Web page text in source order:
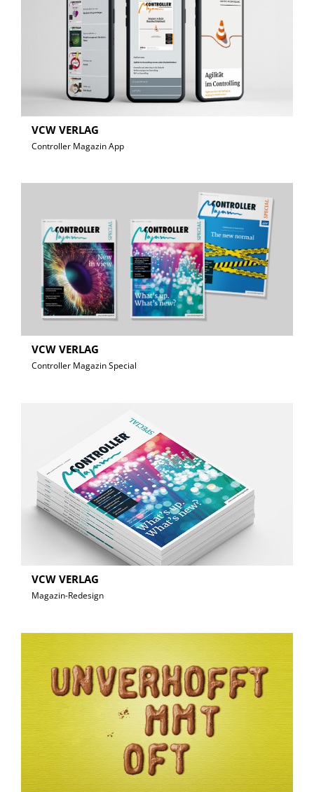
VCW VERLAG
Controller Magazin App
VCW VERLAG
Controller Magazin Special
VCW VERLAG
Magazin-Redesign